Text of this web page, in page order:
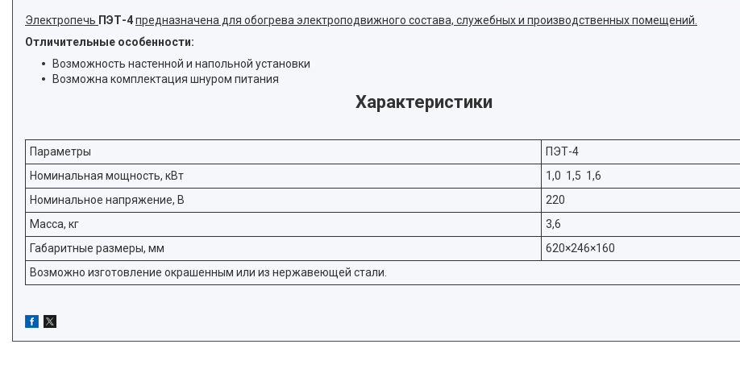
Электропечь ПЭТ-4предназначена для обогрева электроподвижного состава, служебных и производственных помещений.
Отличительные особенности:
Возможность настенной и напольной установки
Возможна комплектация шнуром питания
Характеристики
Параметры
ПЭТ-4
Номинальная мощность, кВт
1,0 1,5 1,6
Номинальное напряжение, В
220
Масса, кг
3,6
Габаритные размеры, мм
620×246×160
Возможно изготовление окрашенным или из нержавеющей стали.